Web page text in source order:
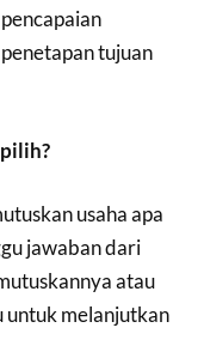
tujuan
usaha apa
jawaban dari
atau
untuk melanjutkan